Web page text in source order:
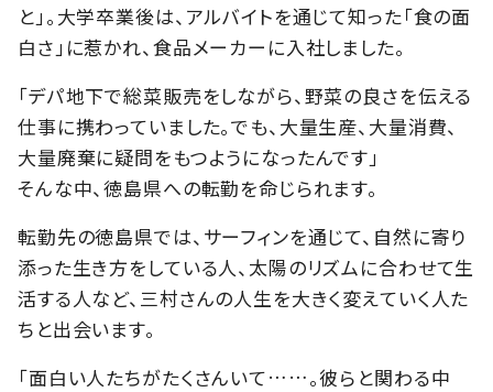
と」。大学卒業後は、アルバイトを通じて知った「食の面
白さ」に惹かれ、食品メーカーに入社しました。
「デパ地下で総菜販売をしながら、野菜の良さを伝える
仕事に携わっていました。でも、大量生産、大量消費、
大量廃棄に疑問をもつようになったんです」
そんな中、徳島県への転勤を命じられます。
転勤先の徳島県では、サーフィンを通じて、自然に寄り
添った生き方をしている人、太陽のリズムに合わせて生
活する人など、三村さんの人生を大きく変えていく人た
ちと出会います。
「面白い人たちがたくさんいて……。彼らと関わる中